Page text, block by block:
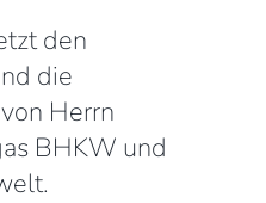
den
die
Herrn
BHKW und